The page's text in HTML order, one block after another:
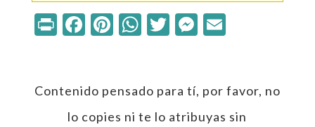
PrintFacebook
Pinterest
WhatsApp
Twitter
Messenger
Email
Contenido pensado para tí, por favor, no
lo copies ni te lo atribuyas sin